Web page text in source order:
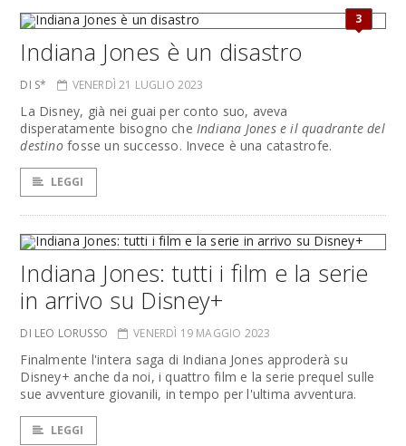
3
Indiana Jones è un disastro
DI S* VENERDÌ 21 LUGLIO 2023
La Disney, già nei guai per conto suo, aveva
disperatamente bisogno cheIndiana Jones e il quadrante del
destinofosse un successo. Invece è una catastrofe.
LEGGI
Indiana Jones: tutti i film e la serie
in arrivo su Disney+
DI LEO LORUSSO VENERDÌ 19 MAGGIO 2023
Finalmente l'intera saga di Indiana Jones approderà su
Disney+ anche da noi, i quattro film e la serie prequel sulle
sue avventure giovanili, in tempo per l'ultima avventura.
LEGGI